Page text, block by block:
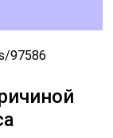
97586